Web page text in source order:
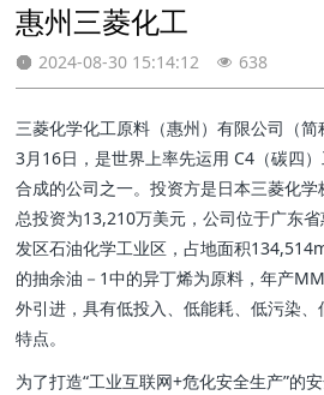
惠州三菱化工
2024-08-30 15:14:12 638
三菱化学化工原料（惠州）有限公司（
3月16日，是世界上率先运用 C4（碳四
合成的公司之一。投资方是日本三菱化学
总投资为13,210万美元，公司位于广东
发区石油化学工业区，占地面积
的抽余油－1中的异丁烯为原料，年产
外引进，具有低投入、低能耗、低污染
特点。
为了打造“工业互联网+危化安全生产”的